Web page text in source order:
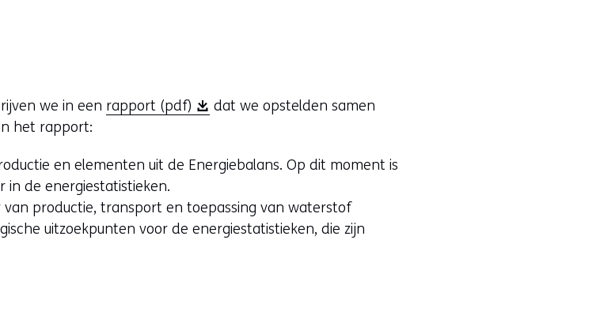
we in een rapport (pdf)
e
t
i
dat we opstelden samen
het rapport:
en elementen uit de Energiebalans. Op dit moment is
in de energiestatistieken.
productie, transport en toepassing van waterstof
uitzoekpunten voor de energiestatistieken, die zijn